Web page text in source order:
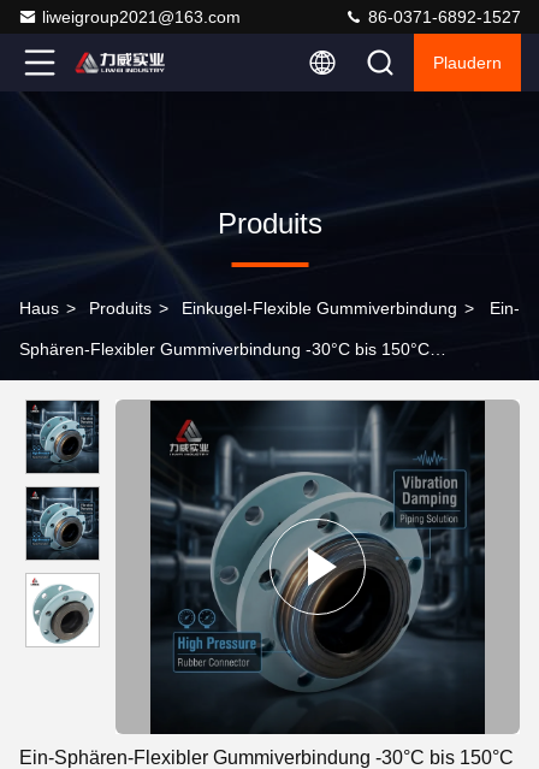
liweigroup2021@163.com 86-0371-6892-1527
Plaudern
Produits
Haus > Produits > Einkugel-Flexible Gummiverbindung > Ein-
Sphären-Flexibler Gummiverbindung -30°C bis 150°C
Ein-Sphären-Flexibler Gummiverbindung -30°C bis 150°C